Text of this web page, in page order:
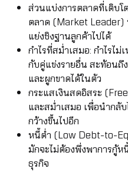
ส่วนแบ่งการตลาดที่เติบโ
ตลาด (Market Leader)
แย่งชิงฐานลูกค้าไปได้
กำไรที่สม่ำเสมอ: กำไรไ
กับคู่แข่งรายอื่น สะท้อนถึ
และผูกขาดได้ในตัว
กระแสเงินสดอิสระ
และสม่ำเสมอ เพื่อนำกลั
กว้างขึ้นไปอีก
หนี้ต่ำ (Low Debt-to-
มักจะไม่ต้องพึ่งพาการกู้
ธุรกิจ